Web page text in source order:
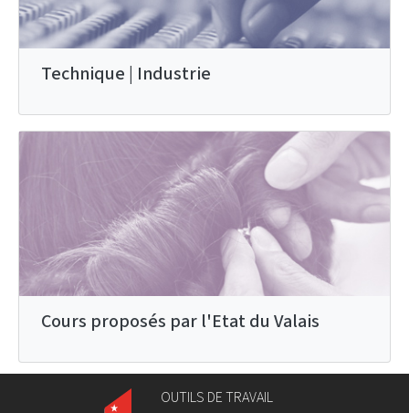
Technique | Industrie
Cours proposés par l'Etat du Valais
OUTILS DE TRAVAIL